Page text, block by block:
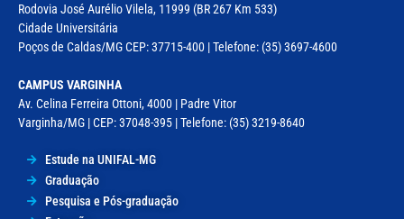
Rodovia José Aurélio Vilela, 11999 (BR 267 Km 533)
Cidade Universitária
Poços de Caldas/MG CEP: 37715-400 | Telefone: (35) 3697-4600
CAMPUS VARGINHA
Av. Celina Ferreira Ottoni, 4000 | Padre Vitor
Varginha/MG | CEP: 37048-395 | Telefone: (35) 3219-8640
Estude na UNIFAL-MG
Graduação
Pesquisa e Pós-graduação